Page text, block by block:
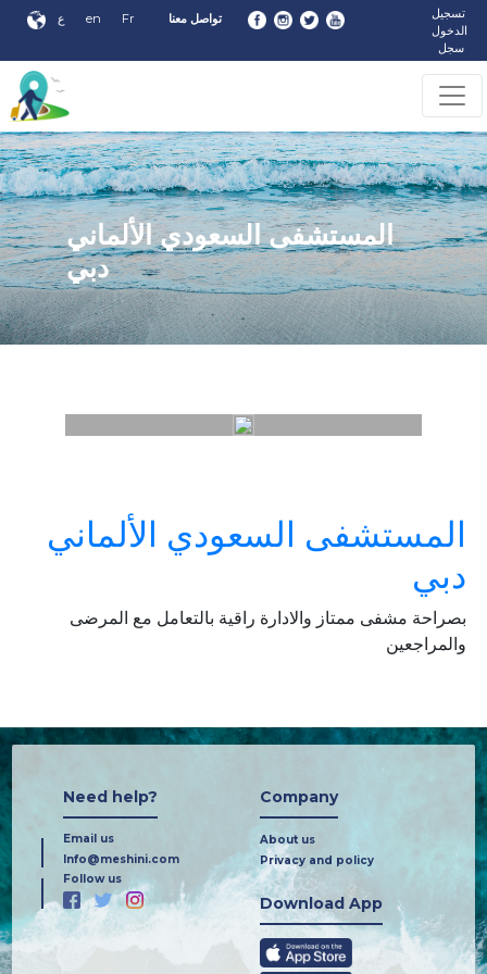
ع en Fr تواصل معنا
تسجيل
الدخول
سجل
المستشفى السعودي الألماني
دبي
المستشفى السعودي الألماني
دبي
بصراحة مشفى ممتاز والادارة راقية بالتعامل مع المرضى
والمراجعين
Need help?
Email us
Info@meshini.com
Follow us
Company
About us
Privacy and policy
Download App